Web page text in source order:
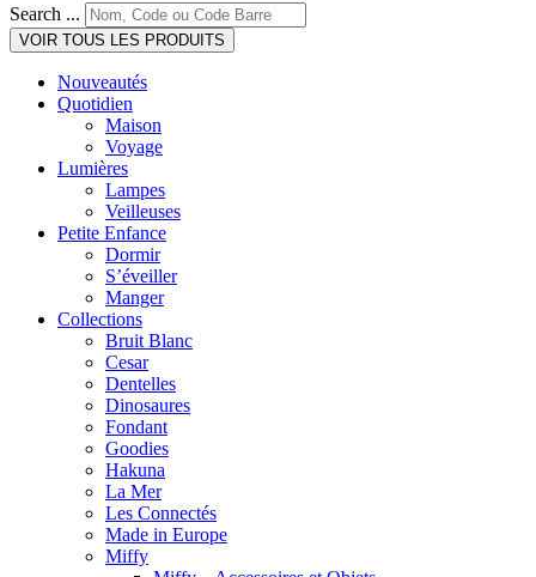
Search ...
VOIR TOUS LES PRODUITS
Nouveautés
Quotidien
Maison
Voyage
Lumières
Lampes
Veilleuses
Petite Enfance
Dormir
S’éveiller
Manger
Collections
Bruit Blanc
Cesar
Dentelles
Dinosaures
Fondant
Goodies
Hakuna
La Mer
Les Connectés
Made in Europe
Miffy